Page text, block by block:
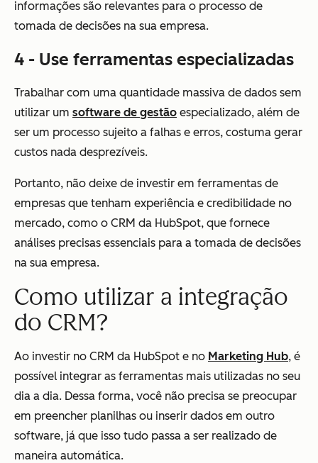
informações são relevantes para o processo de
tomada de decisões na sua empresa.
4 - Use ferramentas especializadas
Trabalhar com uma quantidade massiva de dados sem
utilizar um software de gestão especializado, além de
ser um processo sujeito a falhas e erros, costuma gerar
custos nada desprezíveis.
Portanto, não deixe de investir em ferramentas de
empresas que tenham experiência e credibilidade no
mercado, como o CRM da HubSpot, que fornece
análises precisas essenciais para a tomada de decisões
na sua empresa.
Como utilizar a integração
do CRM?
Ao investir no CRM da HubSpot e no Marketing Hub, é
possível integrar as ferramentas mais utilizadas no seu
dia a dia. Dessa forma, você não precisa se preocupar
em preencher planilhas ou inserir dados em outro
software, já que isso tudo passa a ser realizado de
maneira automática.